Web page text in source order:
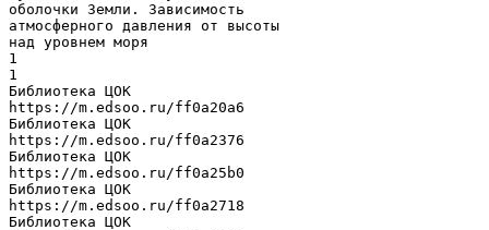
оболочки Земли. Зависимость
атмосферного давления от высоты
над уровнем моря
1
1
Библиотека ЦОК
https://m.edsoo.ru/ff0a20a6
Библиотека ЦОК
https://m.edsoo.ru/ff0a2376
Библиотека ЦОК
https://m.edsoo.ru/ff0a25b0
Библиотека ЦОК
https://m.edsoo.ru/ff0a2718
Библиотека ЦОК